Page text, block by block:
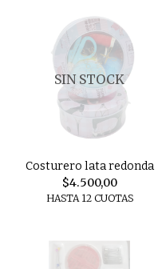
SIN STOCK
Costurero lata redonda
$4.500,00
HASTA 12 CUOTAS